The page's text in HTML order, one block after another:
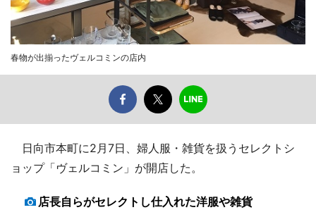
春物が出揃ったヴェルコミンの店内
日向市本町に2月7日、婦人服・雑貨を扱うセレクトシ
ョップ「ヴェルコミン」が開店した。
店長自らがセレクトし仕入れた洋服や雑貨